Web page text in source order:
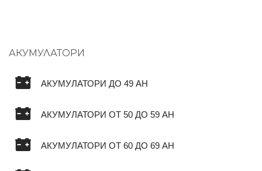
АКУМУЛАТОРИ
АКУМУЛАТОРИ ДО 49 AH
АКУМУЛАТОРИ ОТ 50 ДО 59 AH
АКУМУЛАТОРИ ОТ 60 ДО 69 AH